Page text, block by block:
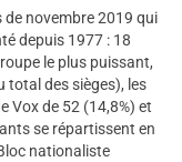
novembre 2019 qui
depuis 1977 : 18
le plus puissant,
total des sièges), les
Vox de 52 (14,8%) et
se répartissent en
nationaliste